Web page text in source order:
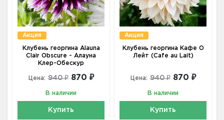
Акция
Клубень георгина Alauna
Clair Obscure - Алауна
Клер-Обескур
Цена: 940 ₽ 870 ₽
В наличии
Купить
Акция
Клубень георгина Кафе О
Лейт (Cafe au Lait)
Цена: 940 ₽ 870 ₽
В наличии
Купить